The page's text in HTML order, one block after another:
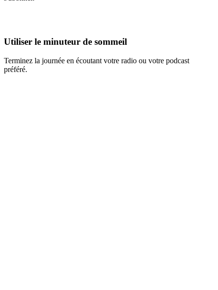
Utiliser le minuteur de sommeil
Terminez la journée en écoutant votre radio ou votre podcast
préféré.